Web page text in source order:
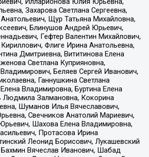
Захарова Светлана Сергеевна,
Щур Татьяна Михайловна,
Блинушов Андрей Юрьевич,
Гефтер Валентин Михайлович,
Флиге Ирина Анатольевна,
Дмитриевна, Вититинова Елена
Светлана Куприяновна,
Беляев Сергей Иванович,
Ганнушкина Светлана
Владимировна, Буртина Елена
Людмила Залмановна, Кокорина
Шуманов Илья Вячеславович,
Свечников Анатолий Мариевич,
Шахова Елена Владимировна,
Протасова Ирина
Леонид Борисович, Лукашевский
Вячеслав Иванович, Шабад